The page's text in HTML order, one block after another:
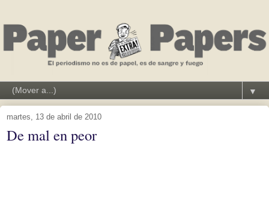
▼
martes, 13 de abril de 2010
De mal en peor